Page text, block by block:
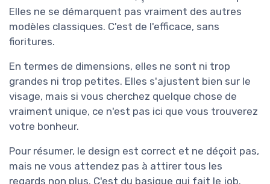
Elles ne se démarquent pas vraiment des autres
modèles classiques. C'est de l'efficace, sans
fioritures.
En termes de dimensions, elles ne sont ni trop
grandes ni trop petites. Elles s'ajustent bien sur le
visage, mais si vous cherchez quelque chose de
vraiment unique, ce n'est pas ici que vous trouverez
votre bonheur.
Pour résumer, le design est correct et ne déçoit pas,
mais ne vous attendez pas à attirer tous les
regards non plus. C'est du basique qui fait le job.